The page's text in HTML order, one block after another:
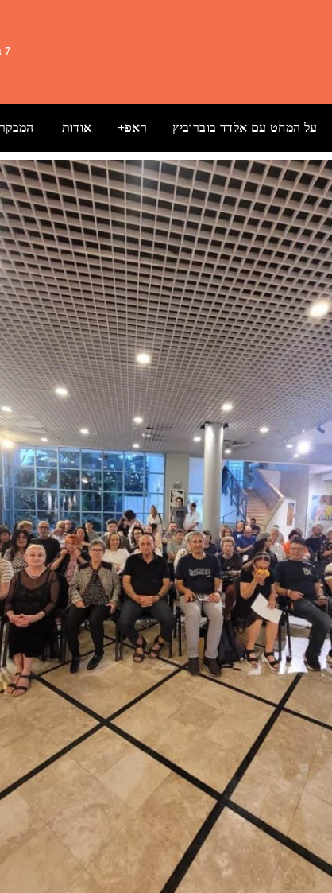
7 באוגוסט 2026 7:30
על המחט עם אלדד בוברוביץ ראפ+ אודות